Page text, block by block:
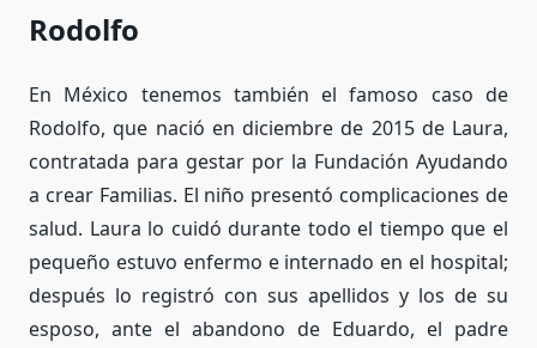
Rodolfo
En México tenemos también el famoso caso de
Rodolfo, que nació en diciembre de 2015 de Laura,
contratada para gestar por la Fundación Ayudando
a crear Familias. El niño presentó complicaciones de
salud. Laura lo cuidó durante todo el tiempo que el
pequeño estuvo enfermo e internado en el hospital;
después lo registró con sus apellidos y los de su
esposo, ante el abandono de Eduardo, el padre